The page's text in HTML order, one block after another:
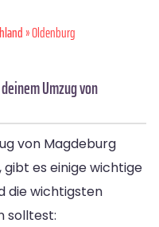
» Oldenburg
Umzug von
von Magdeburg
es einige wichtige
die wichtigsten
solltest: